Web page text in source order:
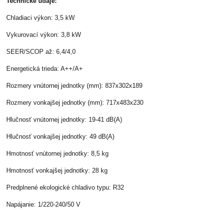
Chladiaci výkon: 3,5 kW
Vykurovací výkon: 3,8 kW
SEER/SCOP až: 6,4/4,0
Energetická trieda: A++/A+
Rozmery vnútornej jednotky (mm): 837x302x189
Rozmery vonkajšej jednotky (mm): 717x483x230
Hlučnosť vnútornej jednotky: 19-41 dB(A)
Hlučnosť vonkajšej jednotky: 49 dB(A)
Hmotnosť vnútornej jednotky: 8,5 kg
Hmotnosť vonkajšej jednotky: 28 kg
Predplnené ekologické chladivo typu: R32
Napájanie: 1/220-240/50 V